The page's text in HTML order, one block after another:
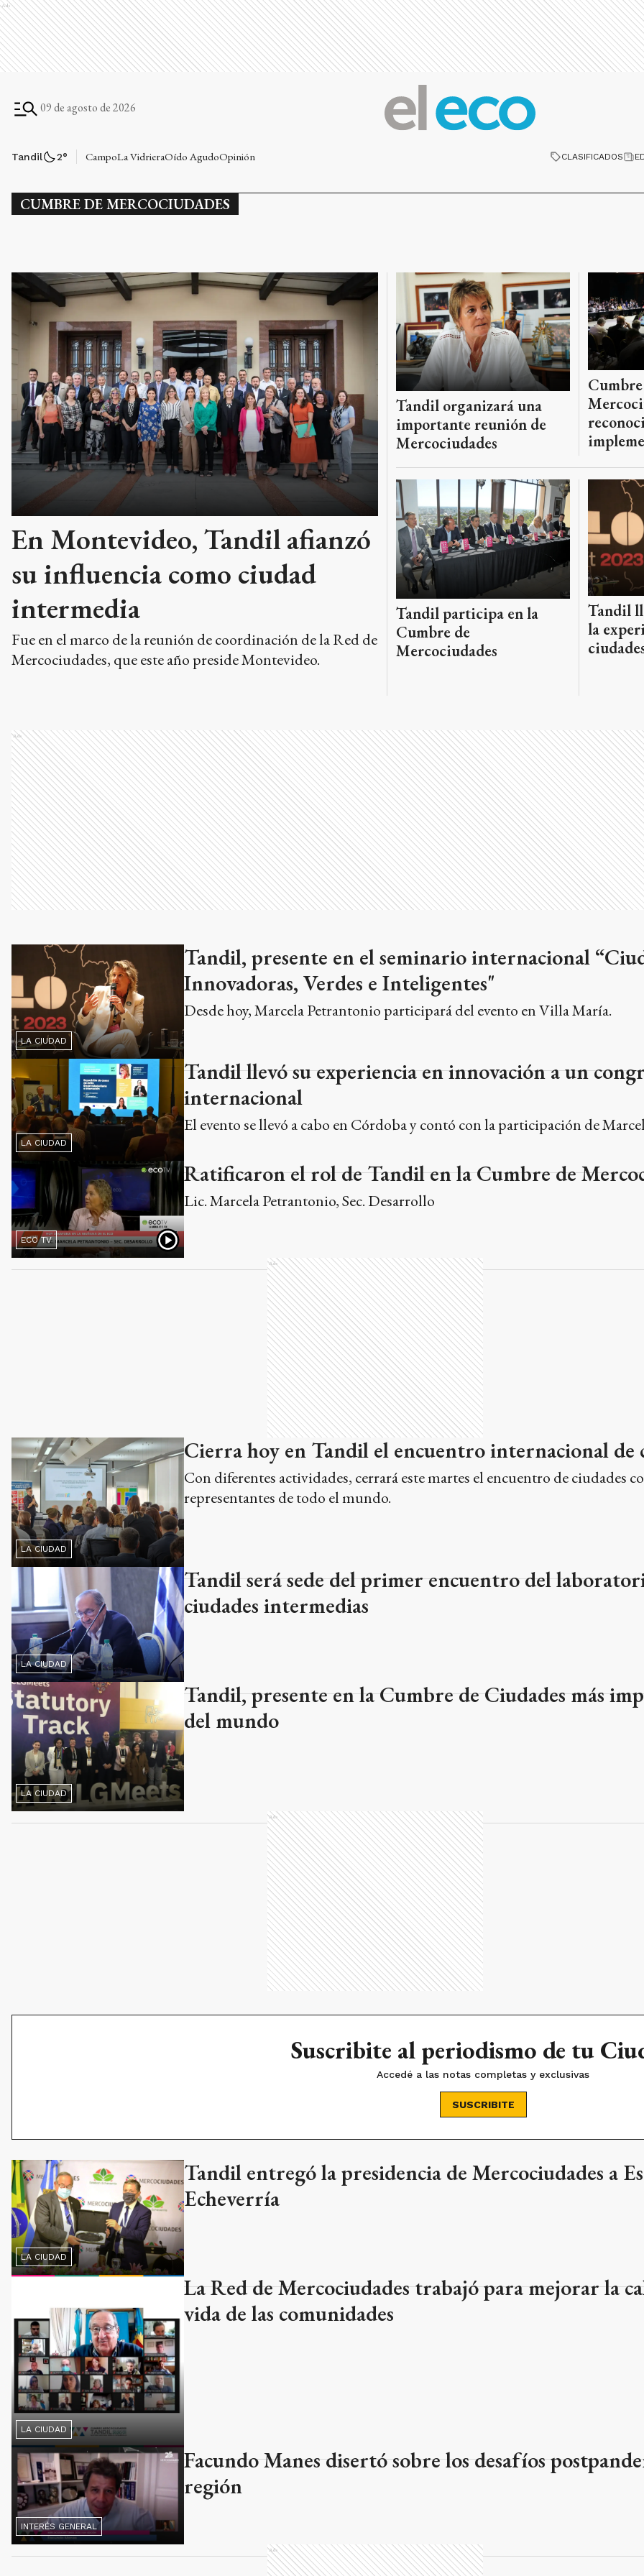
Ads
09 de agosto de 2026
Tandil 2° CampoLa VidrieraOído AgudoOpinión CLASIFICADOS
CUMBRE DE MERCOCIUDADES
En Montevideo, Tandil afianzó
su influencia como ciudad
intermedia
Fue en el marco de la reunión de coordinación de la Red de
Mercociudades, que este año preside Montevideo.
Tandil organizará una
importante reunión de
Mercociudades
Tandil participa en la
Cumbre de
Mercociudades
Tandil
la
Ads
LA CIUDAD
Tandil, presente en el seminario internacional
Innovadoras, Verdes e Inteligentes"
Desde hoy, Marcela Petrantonio participará del evento en Villa María.
LA CIUDAD
Tandil llevó su experiencia en innovación a un
internacional
El evento se llevó a cabo en Córdoba y contó con la participación de
ECO TV
Ratificaron el rol de Tandil en la Cumbre de
Lic. Marcela Petrantonio, Sec. Desarrollo
Ads
LA CIUDAD
Cierra hoy en Tandil el encuentro internacional de
Con diferentes actividades, cerrará este martes el encuentro de ciudades
representantes de todo el mundo.
LA CIUDAD
Tandil será sede del primer encuentro del
ciudades intermedias
LA CIUDAD
Tandil, presente en la Cumbre de Ciudades más
del mundo
Ads
Suscribite al periodismo de tu
Accedé a las notas completas y exclusivas
SUSCRIBITE
LA CIUDAD
Tandil entregó la presidencia de Mercociudades a
Echeverría
LA CIUDAD
La Red de Mercociudades trabajó para mejorar la
vida de las comunidades
INTERÉS GENERAL
Facundo Manes disertó sobre los desafíos
región
Ads